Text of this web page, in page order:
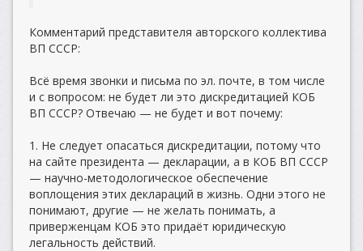
Комментарий представителя авторского коллектива
ВП СССР:
Всё время звонки и письма по эл. почте, в том числе
и с вопросом: не будет ли это дискредитацией КОБ
ВП СССР? Отвечаю — не будет и вот почему:
1. Не следует опасаться дискредитации, потому что
на сайте президента — декларации, а в КОБ ВП СССР
— научно-методологическое обеспечение
воплощения этих деклараций в жизнь. Одни этого не
понимают, другие — не желать понимать, а
приверженцам КОБ это придаёт юридическую
легальность действий.